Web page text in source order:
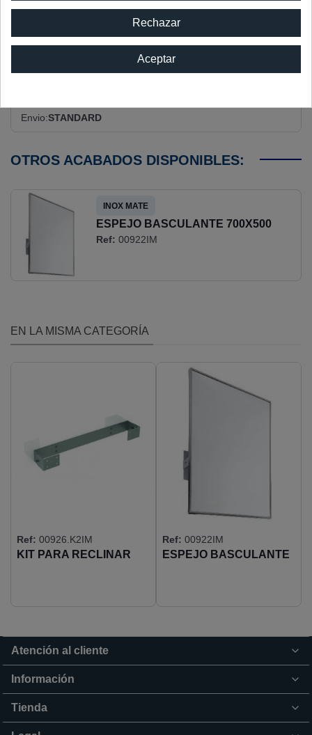
922BL
Acabado BLANCO
Envio STANDARD
OTROS ACABADOS DISPONIBLES:
ESPEJO BASCULANTE 700X500
MARCO AISI304 (EP0300CS)
INOX MATE
Ref: 00922IM
EN LA MISMA CATEGORÍA
KIT PARA RECLINAR
Ref: 00926.K2IM
ESPEJO BASCULANTE
Ref: 00922IM
Atención al cliente
Información
Tienda
Rechazar
Aceptar